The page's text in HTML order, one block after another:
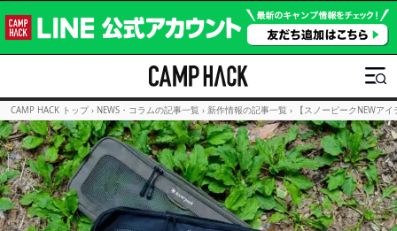
CAMP HACK トップ › NEWS・コラムの記事一覧 › 新作情報の記事一覧 › 【スノーピークNEWア